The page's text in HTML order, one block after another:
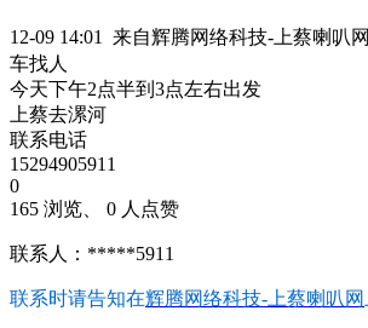
12-09 14:01 来自辉腾网络科技-上蔡喇叭网
车找人
今天下午2点半到3点左右出发
上蔡去漯河
联系电话
15294905911
0
165 浏览、 0 人点赞
联系人：*****5911
联系时请告知在辉腾网络科技-上蔡喇叭网